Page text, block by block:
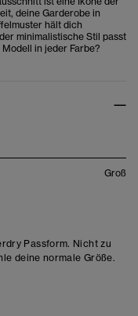
deine Garderobe in
hält dich
minimalistische Stil passt
in jeder Farbe?
Groß
Passform. Nicht zu
deine normale Größe.